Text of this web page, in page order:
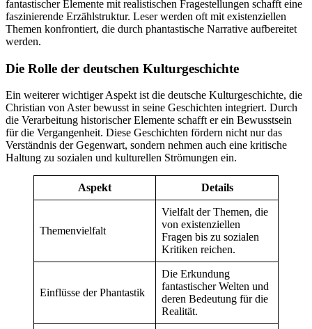
fantastischer Elemente mit realistischen Fragestellungen schafft eine
faszinierende Erzählstruktur. Leser werden oft mit existenziellen
Themen konfrontiert, die durch phantastische Narrative aufbereitet
werden.
Die Rolle der deutschen Kulturgeschichte
Ein weiterer wichtiger Aspekt ist die deutsche Kulturgeschichte, die
Christian von Aster bewusst in seine Geschichten integriert. Durch
die Verarbeitung historischer Elemente schafft er ein Bewusstsein
für die Vergangenheit. Diese Geschichten fördern nicht nur das
Verständnis der Gegenwart, sondern nehmen auch eine kritische
Haltung zu sozialen und kulturellen Strömungen ein.
Aspekt Details
Themenvielfalt
Vielfalt der Themen, die
von existenziellen
Fragen bis zu sozialen
Kritiken reichen.
Einflüsse der Phantastik
Die Erkundung
fantastischer Welten und
deren Bedeutung für die
Realität.